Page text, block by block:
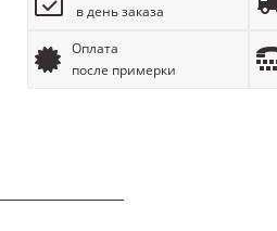
в день заказа
Оплата
после примерки